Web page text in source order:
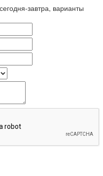
завтра, варианты